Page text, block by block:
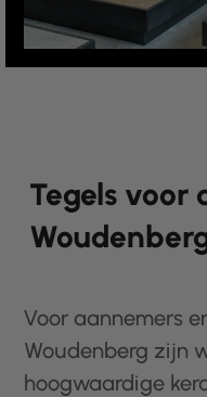
Tegels voor
Voor aannemers
Woudenberg zijn
hoogwaardige